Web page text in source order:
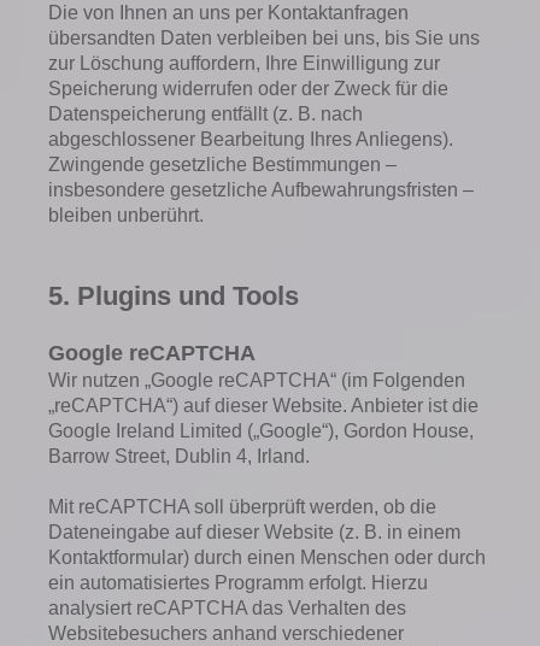
Die von Ihnen an uns per Kontaktanfragen
übersandten Daten verbleiben bei uns, bis Sie uns
zur Löschung auffordern, Ihre Einwilligung zur
Speicherung widerrufen oder der Zweck für die
Datenspeicherung entfällt (z. B. nach
abgeschlossener Bearbeitung Ihres Anliegens).
Zwingende gesetzliche Bestimmungen –
insbesondere gesetzliche Aufbewahrungsfristen –
bleiben unberührt.
5. Plugins und Tools
Google reCAPTCHA
Wir nutzen „Google reCAPTCHA“ (im Folgenden
„reCAPTCHA“) auf dieser Website. Anbieter ist die
Google Ireland Limited („Google“), Gordon House,
Barrow Street, Dublin 4, Irland.
Mit reCAPTCHA soll überprüft werden, ob die
Dateneingabe auf dieser Website (z. B. in einem
Kontaktformular) durch einen Menschen oder durch
ein automatisiertes Programm erfolgt. Hierzu
analysiert reCAPTCHA das Verhalten des
Websitebesuchers anhand verschiedener